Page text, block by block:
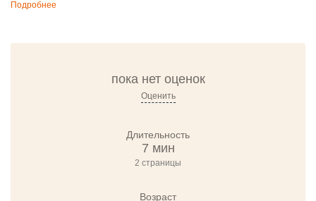
Подробнее
пока нет оценок
Оценить
Длительность
7 мин
2 страницы
Возраст